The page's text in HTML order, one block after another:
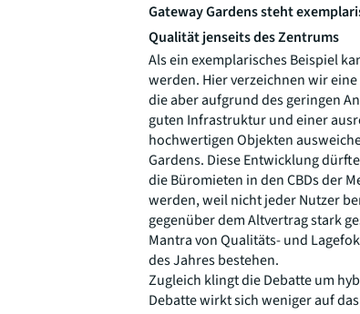
Gateway Gardens steht
Qualität jenseits des Zentrums
Als ein exemplarisches Beispiel
werden. Hier verzeichnen wir
die aber aufgrund des geringen
guten Infrastruktur und einer
hochwertigen Objekten
Gardens. Diese Entwicklung
die Büromieten in den CBDs der
werden, weil nicht jeder Nutzer
gegenüber dem Altvertrag stark
Mantra von Qualitäts- und
des Jahres bestehen.
Zugleich klingt die Debatte um
Debatte wirkt sich weniger auf